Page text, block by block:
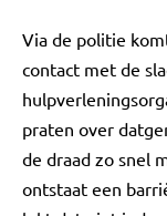
Via de politie
contact met de
praten over
de draad zo snel
ontstaat een